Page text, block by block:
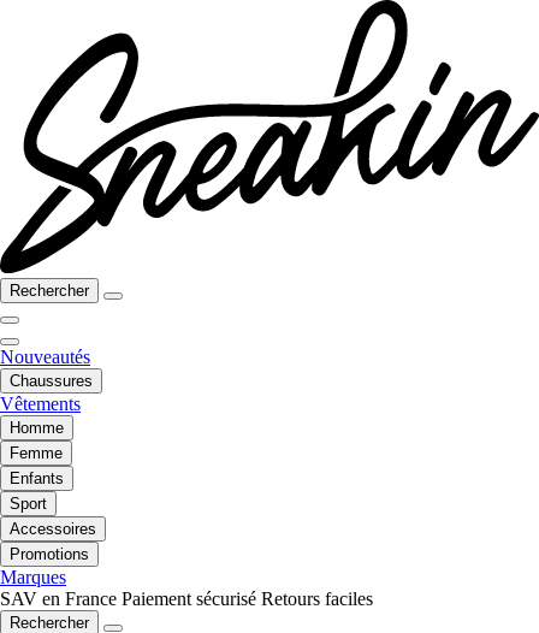
Rechercher
Nouveautés
Chaussures
Vêtements
Homme
Femme
Enfants
Sport
Accessoires
Promotions
Marques
SAV en France Paiement sécurisé Retours faciles
Rechercher